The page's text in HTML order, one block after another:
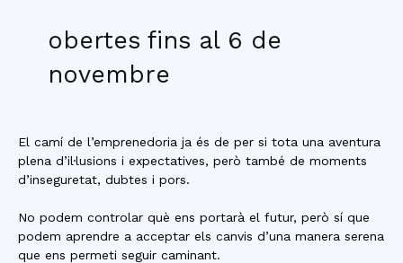
obertes fins al 6 de
novembre
El camí de l’emprenedoria ja és de per si tota una aventura
plena d’il·lusions i expectatives, però també de moments
d’inseguretat, dubtes i pors.
No podem controlar què ens portarà el futur, però sí que
podem aprendre a acceptar els canvis d’una manera serena
que ens permeti seguir caminant.